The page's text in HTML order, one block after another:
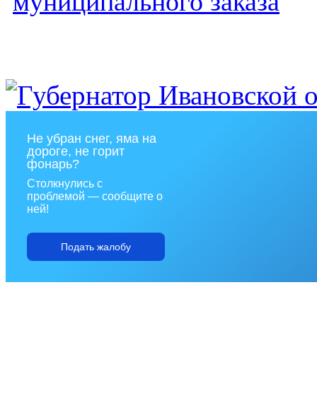
Не убран снег, яма на
дороге, не горит
фонарь?
Столкнулись с
проблемой — сообщите о
ней!
Подать жалобу